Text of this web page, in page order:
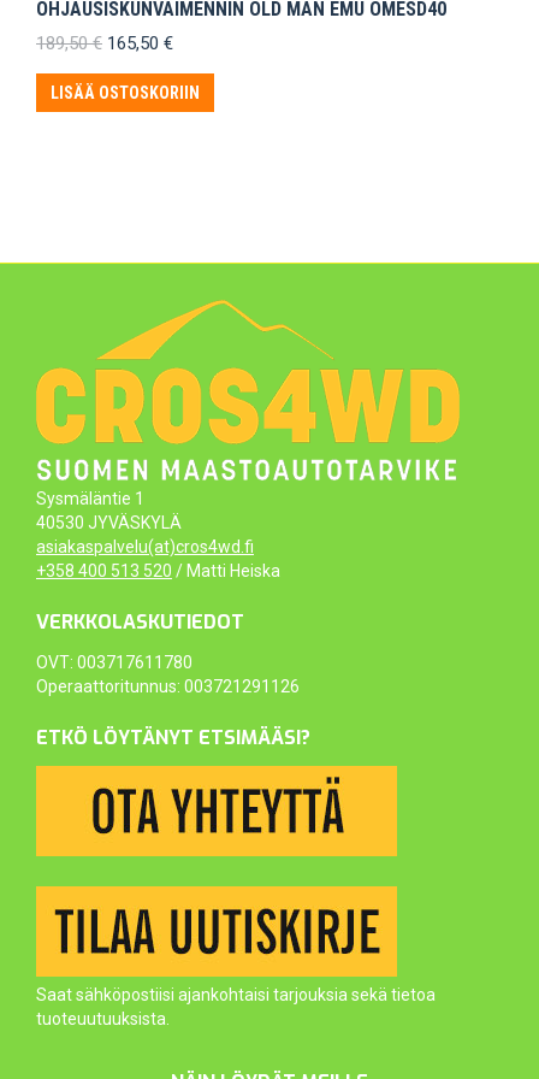
OHJAUSISKUNVAIMENNIN OLD MAN EMU OMESD40
189,50€ Alkuperäinen
oli:
189,50 €.
165,50 €Nykyinen
on:
165,50 €.
LISÄÄ OSTOSKORIIN
Sysmäläntie 1
40530 JYVÄSKYLÄ
asiakaspalvelu(at)cros4wd.fi
+358 400 513 520 / Matti Heiska
VERKKOLASKUTIEDOT
OVT: 003717611780
Operaattoritunnus: 003721291126
ETKÖ LÖYTÄNYT ETSIMÄÄSI?
Saat sähköpostiisi ajankohtaisi tarjouksia sekä tietoa
tuoteuutuuksista.